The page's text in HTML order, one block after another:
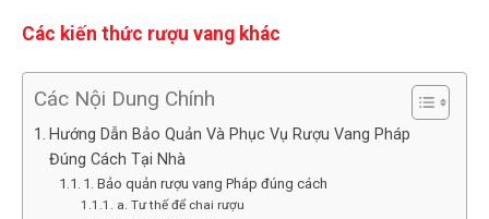
Các kiến thức rượu vang khác
Các Nội Dung Chính
Hướng Dẫn Bảo Quản Và Phục Vụ Rượu Vang Pháp
Đúng Cách Tại Nhà
1. Bảo quản rượu vang Pháp đúng cách
a. Tư thế để chai rượu